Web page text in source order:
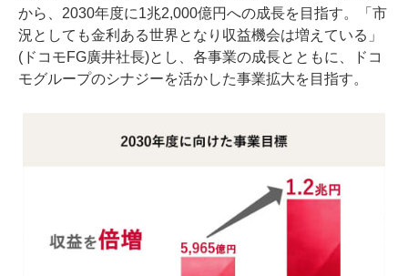
から、2030年度に1兆2,000億円への成長を目指す。「市
況としても金利ある世界となり収益機会は増えている」
(ドコモFG廣井社長)とし、各事業の成長とともに、ドコ
モグループのシナジーを活かした事業拡大を目指す。